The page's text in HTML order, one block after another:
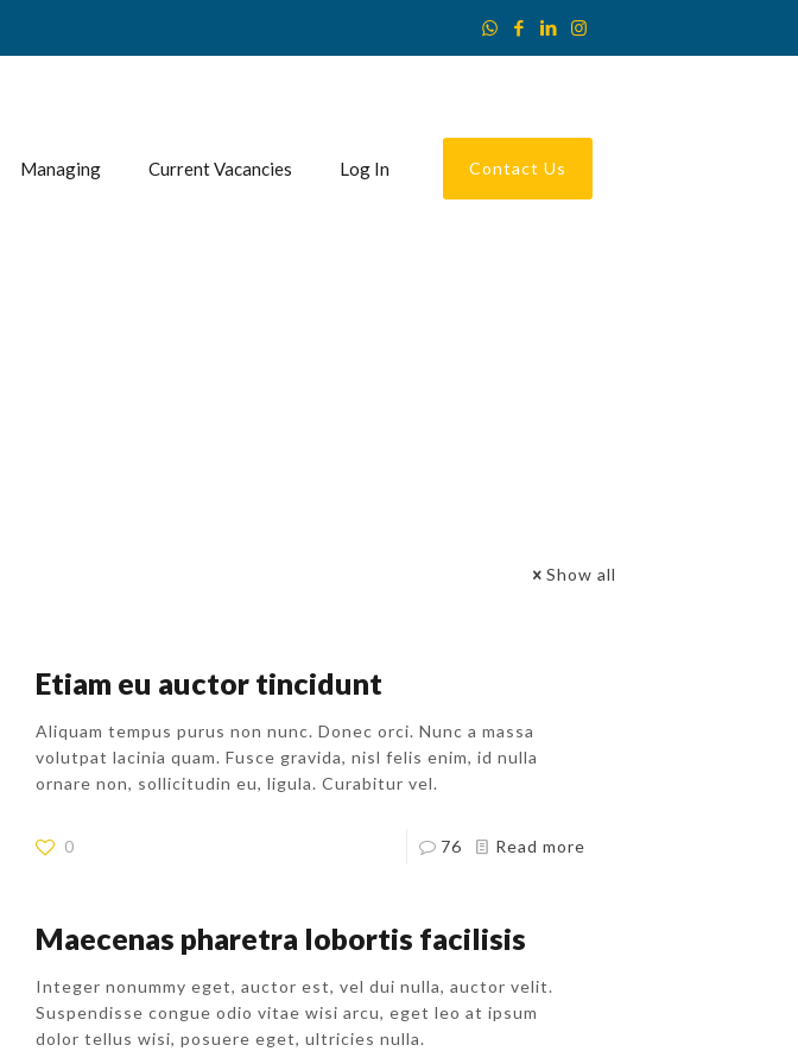
Managing Current Vacancies Log In Contact Us
Show all
Etiam eu auctor tincidunt
Aliquam tempus purus non nunc. Donec orci. Nunc a massa
volutpat lacinia quam. Fusce gravida, nisl felis enim, id nulla
ornare non, sollicitudin eu, ligula. Curabitur vel.
0 76 Read more
Maecenas pharetra lobortis facilisis
Integer nonummy eget, auctor est, vel dui nulla, auctor velit.
Suspendisse congue odio vitae wisi arcu, eget leo at ipsum
dolor tellus wisi, posuere eget, ultricies nulla.